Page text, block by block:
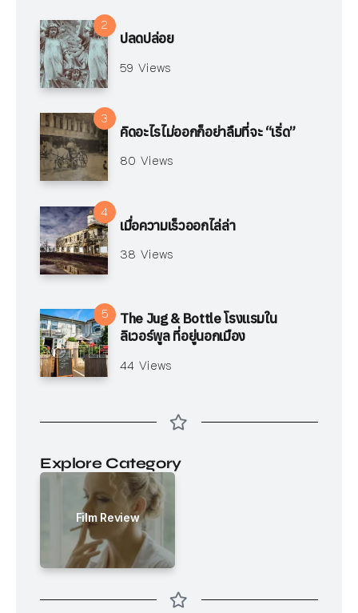
ปลดปล่อย
59 Views
คิดอะไรไม่ออกก็อย่าลืมที่จะ “เริ่ด”
80 Views
เมื่อความเร็วออกไล่ล่า
38 Views
The Jug & Bottle โรงแรมใน
ลิเวอร์พูล ที่อยู่นอกเมือง
44 Views
Explore Category
Film Review